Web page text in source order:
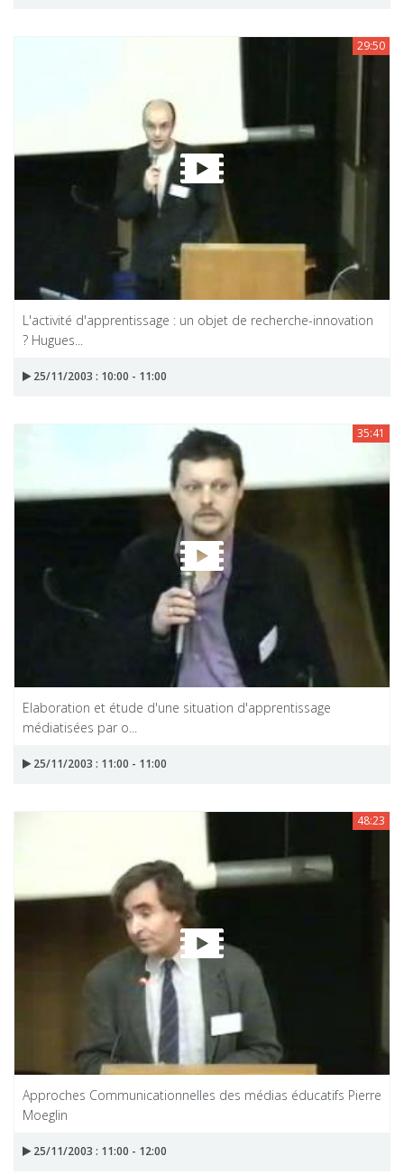
29:50
L'activité d'apprentissage : un objet de recherche-innovation
? Hugues...
25/11/2003 : 10:00 - 11:00
35:41
Elaboration et étude d'une situation d'apprentissage
médiatisées par o...
25/11/2003 : 11:00 - 11:00
48:23
Approches Communicationnelles des médias éducatifs Pierre
Moeglin
25/11/2003 : 11:00 - 12:00